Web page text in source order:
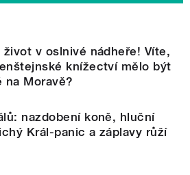
život v oslnivé nádheře! Víte,
knížectví mělo být
na Moravě?
nazdobení koně, hluční
Král-panic a záplavy růží